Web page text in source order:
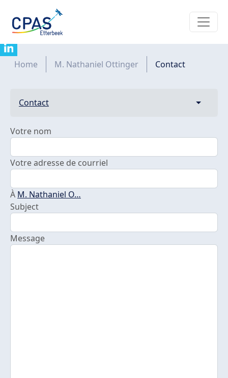
Contacter M. Nathaniel Ottinger
Fil d'Ariane
Home M. Nathaniel Ottinger Contact
Contact Toggle
Votre nom
Votre adresse de courriel
À M. Nathaniel O…
Subject
Message